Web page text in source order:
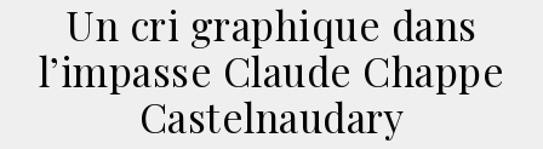
Un cri graphique dans
l’impasse Claude Chappe
Castelnaudary